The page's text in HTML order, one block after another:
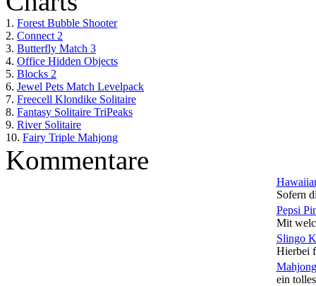
1. Forest Bubble Shooter
2. Connect 2
3. Butterfly Match 3
4. Office Hidden Objects
5. Blocks 2
6. Jewel Pets Match Levelpack
7. Freecell Klondike Solitaire
8. Fantasy Solitaire TriPeaks
9. River Solitaire
10. Fairy Triple Mahjong
Kommentare
Sofern
Pepsi
Mit
Slingo
Hierbei
ein